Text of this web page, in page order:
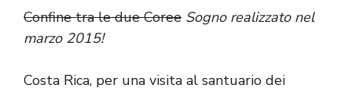
Confine tra le due Coree Sogno realizzato nel
marzo 2015!
Costa Rica, per una visita al santuario dei